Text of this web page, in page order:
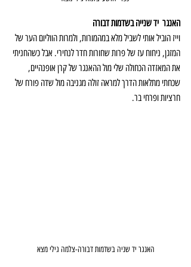
האנגר  יד שנייה בשדמות דבורה
וייז הוביל אותי לשביל מלא במהמורות, ולמרות הווליום הער של
המזגן, ניחוח עז של פרות שחורות חדר לנחירי. אבל כשהחניתי
את המאזדה הכחולה שלי מול ההאנגר של קרן אופנהיים,
שכחתי מתלאות הדרך למראה זולה מגניבה מול שדה פורח של
חרציות ופרחי בר.
האנגר יד שניה בשדמות דבורה-צלמה גילי מצא